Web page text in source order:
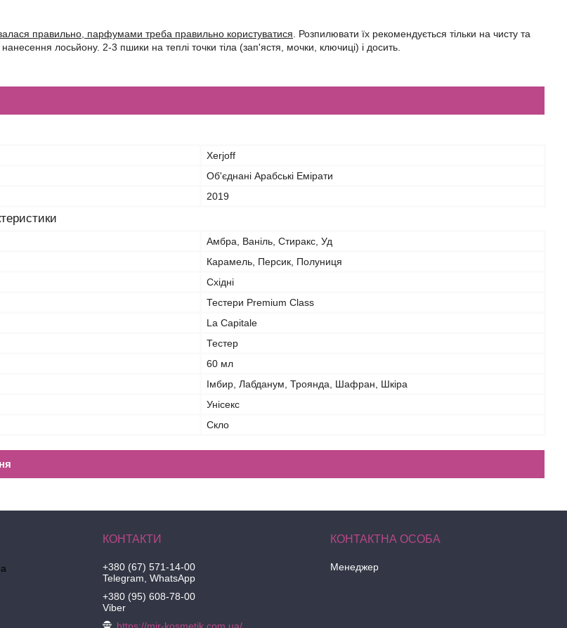
правильно, парфумами треба правильно користуватися . Розпилювати їх рекомендується тільки на чисту та
лосьйону. 2-3 пшики на теплі точки тіла (зап'ястя, мочки, ключиці) і досить.
Xerjoff
Об'єднані Арабські Емірати
2019
Амбра, Ваніль, Стиракс, Уд
Карамель, Персик, Полуниця
Східні
Тестери Premium Class
La Capitale
Тестер
60 мл
Імбир, Лабданум, Троянда, Шафран, Шкіра
Унісекс
Скло
+380 (67) 571-14-00
Telegram, WhatsApp
+380 (95) 608-78-00
Viber
Менеджер